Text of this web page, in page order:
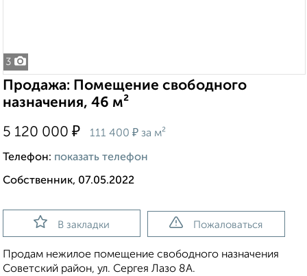
3
Продажа: Помещение свободного
назначения, 46 м²
5 120 000 ₽ 111 400 ₽ за м²
Телефон: показать телефон
Собственник, 07.05.2022
В закладки Пожаловаться
Продам нежилое помещение свободного назначения
Советский район, ул. Сергея Лазо 8А.